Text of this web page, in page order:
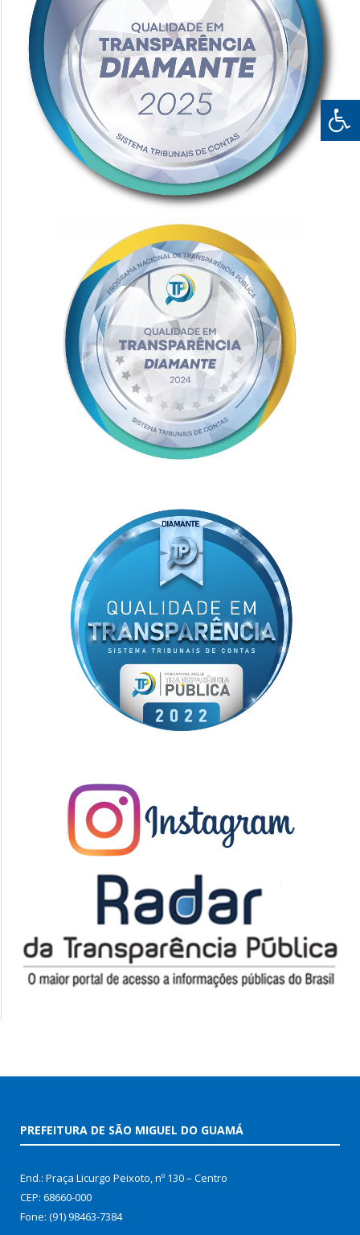
PREFEITURA DE SÃO MIGUEL DO GUAMÁ
End.: Praça Licurgo Peixoto, nº 130 – Centro
CEP: 68660-000
Fone: (91) 98463-7384